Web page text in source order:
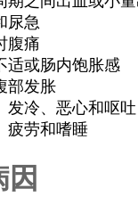
尿急
腹痛
适或肠内饱胀感
部发胀
发冷、恶心和呕吐
疲劳和嗜睡